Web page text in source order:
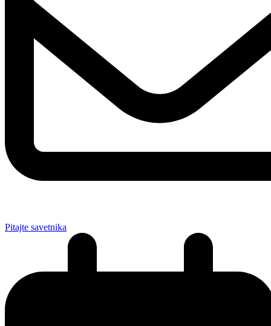
Pitajte savetnika